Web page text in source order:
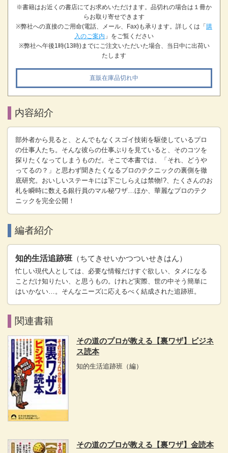
※書籍はお近くの書店にてお求めいただけます。品切れの場合は１冊か
らお取り寄せできます
※弊社への直接のご用命(電話、メール、Fax)も承ります。詳しくは「 購
入のご案内 」をご覧ください
※弊社へ午後1時(13時)までにご注文いただいた場合、当日中に出荷い
たします
直販在庫品切れ中
内容紹介
部外者から見ると、とんでもなくスゴイ技術を駆使しているプロ
の仕事人たち。そんな彼らの仕事ぶりを見ていると、そのコツを
探りたくなってしまうものだ。そこで本書では、「それ、どうや
ってるの？」と思わず聞きたくなるプロのテクニックの裏側を徹
底研究。おいしいステーキには下ごしらえは禁物!?、たくさんのお
札を瞬時に数える銀行員のマル秘ワザ…ほか、華麗なプロのテク
ニックを完全公開！
編者紹介
知的生活追跡班 （ちてきせいかつついせきはん）
忙しい現代人としては、必要な情報だけすぐ欲しい、タメになる
ことだけ知りたい、と思うもの。けれど実際、世の中そう簡単に
はいかない…。そんなニーズに応えるべく結成された追跡班。
関連書籍
その道のプロが教える【裏ワザ】ビジネ
ス読本
知的生活追跡班 （編）
その道のプロが教える【裏ワザ】金読本